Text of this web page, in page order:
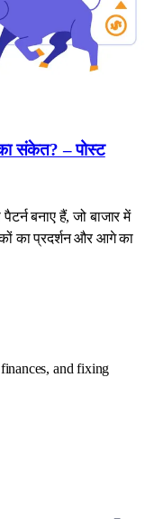
संकेत? – पोस्ट
बनाए हैं, जो बाजार में
का प्रदर्शन और आगे का
and fixing